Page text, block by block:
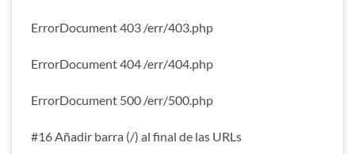
ErrorDocument 403 /err/403.php
ErrorDocument 404 /err/404.php
ErrorDocument 500 /err/500.php
#16 Añadir barra (/) al final de las URLs